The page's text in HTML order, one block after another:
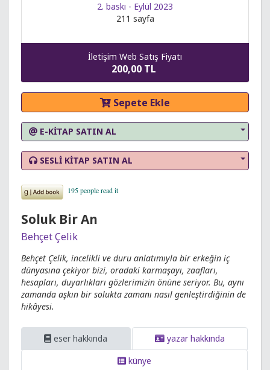
2. baskı - Eylül 2023
211 sayfa
İletişim Web Satış Fiyatı
200,00 TL
Sepete Ekle
E-KİTAP SATIN AL
SESLİ KİTAP SATIN AL
Soluk Bir An
Behçet Çelik
Behçet Çelik, incelikli ve duru anlatımıyla bir erkeğin iç
dünyasına çekiyor bizi, oradaki karmaşayı, zaafları,
hesapları, duyarlıkları gözlerimizin önüne seriyor. Bu, aynı
zamanda aşkın bir solukta zamanı nasıl genleştirdiğinin de
hikâyesi.
eser hakkında
yazar hakkında
künye